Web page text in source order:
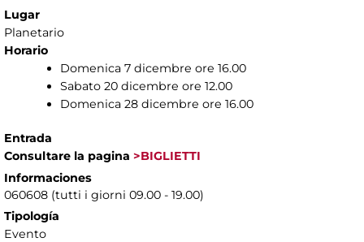
Lugar
Planetario
Horario
Domenica 7 dicembre ore 16.00
Sabato 20 dicembre ore 12.00
Domenica 28 dicembre ore 16.00
Entrada
Consultare la pagina >BIGLIETTI
Informaciones
060608 (tutti i giorni 09.00 - 19.00)
Tipología
Evento